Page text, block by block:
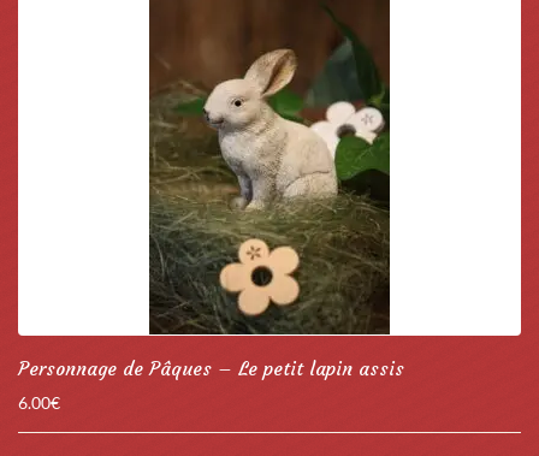
Personnage de Pâques – Le petit lapin assis
6.00€